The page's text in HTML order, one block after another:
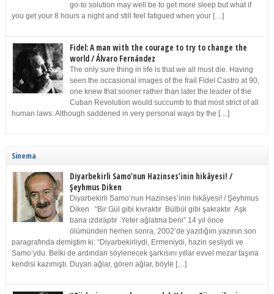
go-to solution may well be to get more sleep but what if
you get your 8 hours a night and still feel fatigued when your […]
Fidel: A man with the courage to try to change the
world / Álvaro Fernández
The only sure thing in life is that we all must die. Having
seen the occasional images of the frail Fidel Castro at 90,
one knew that sooner rather than later the leader of the
Cuban Revolution would succumb to that most strict of all
human laws. Although saddened in very personal ways by the […]
Sinema
Diyarbekirli Samo’nun Hazinses’inin hikâyesi! /
Şeyhmus Diken
Diyarbekirli Samo’nun Hazinses’inin hikâyesi! / Şeyhmus
Diken “Bir Gül gibi kıvraktır Bülbül gibi şakraktır Aşk
bana ızdıraptır Yeter ağlatma beni” 14 yıl önce
ölümünden hemen sonra, 2002’de yazdığım yazının son
paragrafında demiştim ki: “Diyarbekirliydi, Ermeniydi, hazin sesliydi ve
Samo’ydu. Belki de ardından söylenecek şarkısını yıllar evvel mezar taşına
kendisi kazımıştı. Duyan ağlar, gören ağlar, böyle […]